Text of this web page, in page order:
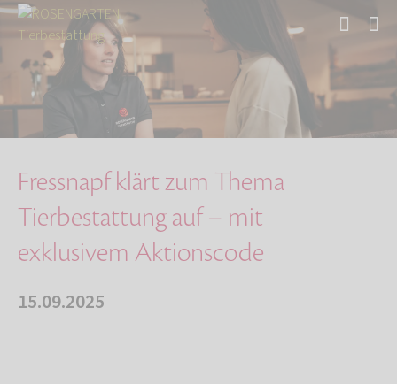
Start Über uns
Aktuelles
Fressnapf klärt zum Thema Tierbestattung auf …
Fressnapf klärt zum Thema
Tierbestattung auf – mit
exklusivem Aktionscode
15.09.2025